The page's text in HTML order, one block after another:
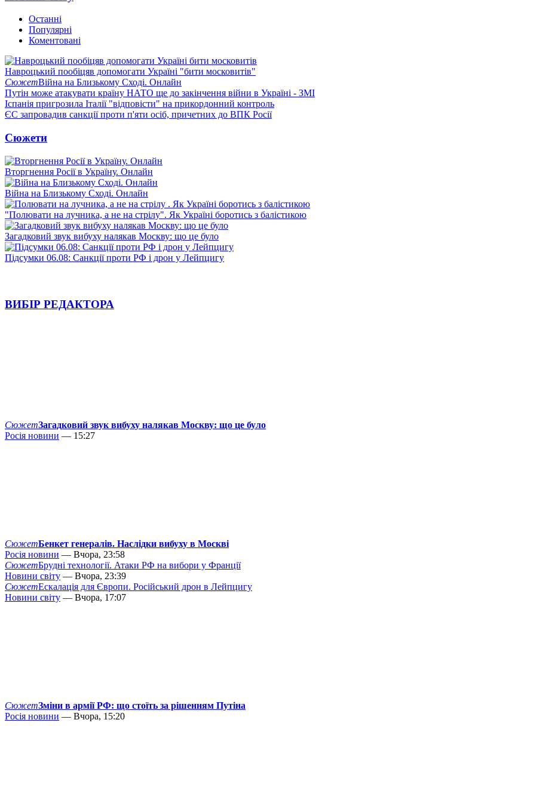
Останні
Популярні
Коментовані
Навроцький пообіцяв допомогати Україні "бити московитів"
СюжетВійна на Близькому Сході. Онлайн
Путін може атакувати країну НАТО ще до закінчення війни в Україні - ЗМІ
Іспанія пригрозила Італії "відповісти" на прикордонний контроль
ЄС запровадив санкції проти п'яти осіб, причетних до ВПК Росії
Сюжети
Вторгнення Росії в Україну. Онлайн
Війна на Близькому Сході. Онлайн
"Полювати на лучника, а не на стрілу". Як Україні боротись з балістикою
Загадковий звук вибуху налякав Москву: що це було
Підсумки 06.08: Санкції проти РФ і дрон у Лейпцигу
ВИБІР РЕДАКТОРА
СюжетЗагадковий звук вибуху налякав Москву: що це було
Росія новини — 15:27
СюжетБенкет генералів. Наслідки вибуху в Москві
Росія новини — Вчора, 23:58
СюжетБрудні технології. Атаки РФ на вибори у Франції
Новини світу — Вчора, 23:39
СюжетЕскалація для Європи. Російський дрон в Лейпцигу
Новини світу — Вчора, 17:07
СюжетЗміни в армії РФ: що стоїть за рішенням Путіна
Росія новини — Вчора, 15:20